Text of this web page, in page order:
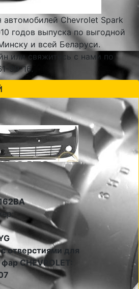
автомобилей Chevrolet Spark
годов выпуска по выгодной
и всей Беларуси.
или свяжитесь с нами по
99-16.
отверстиями для
CHEVROLET: